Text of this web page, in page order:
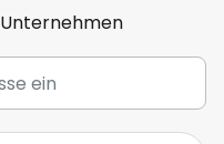
Unternehmen